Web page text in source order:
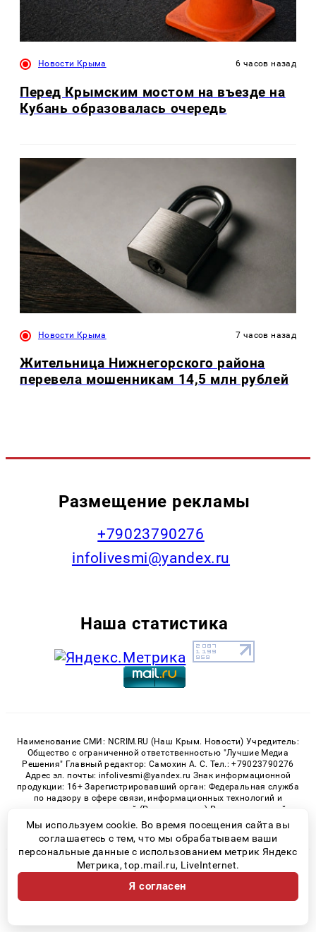
Новости Крыма 6 часов назад
Перед Крымским мостом на въезде на
Кубань образовалась очередь
Новости Крыма 7 часов назад
Жительница Нижнегорского района
перевела мошенникам 14,5 млн рублей
Размещение рекламы
+79023790276
infolivesmi@yandex.ru
Наша статистика
Наименование СМИ: NCRIM.RU (Наш Крым. Новости) Учредитель:
Общество с ограниченной ответственностью "Лучшие Медиа
Решения" Главный редактор: Самохин А. С. Тел.: +79023790276
Адрес эл. почты: infolivesmi@yandex.ru Знак информационной
продукции: 16+ Зарегистрировавший орган: Федеральная служба
по надзору в сфере связи, информационных технологий и
массовых коммуникаций (Роскомнадзор) Регистрационный
номер СМИ ЭЛ № ФС 77 - 81150 от 02.06.2021
© 2026 «nCrim.ru» | Все права защищены
Возрастная категория сайта 16+
Политика конфиденциальности
Мы используем cookie. Во время посещения сайта вы
соглашаетесь с тем, что мы обрабатываем ваши
персональные данные с использованием метрик Яндекс
Метрика, top.mail.ru, LiveInternet.
Я согласен